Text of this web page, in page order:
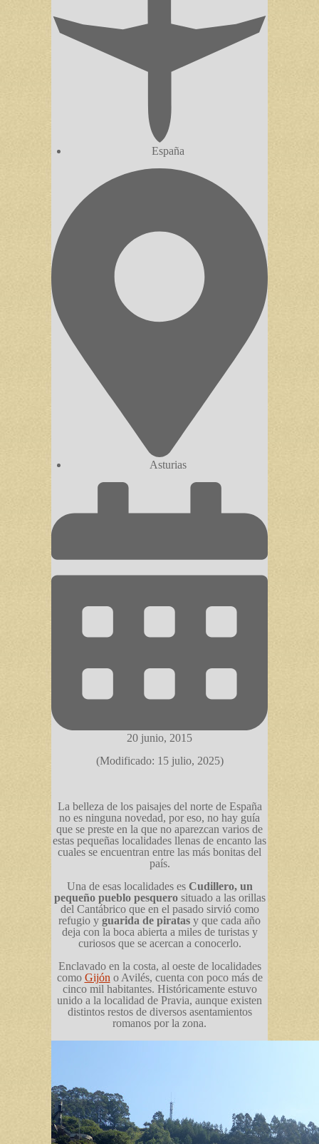
España
Asturias
20 junio, 2015
(Modificado: 15 julio, 2025)
La belleza de los paisajes del norte de España
no es ninguna novedad, por eso, no hay guía
que se preste en la que no aparezcan varios de
estas pequeñas localidades llenas de encanto las
cuales se encuentran entre las más bonitas del
país.
Una de esas localidades esCudillero, un
pequeño pueblo pesquerosituado a las orillas
del Cantábrico que en el pasado sirvió como
refugio y guarida de piratas y que cada año
deja con la boca abierta a miles de turistas y
curiosos que se acercan a conocerlo.
Enclavado en la costa, al oeste de localidades
como Gijón o Avilés, cuenta con poco más de
cinco mil habitantes. Históricamente estuvo
unido a la localidad de Pravia, aunque existen
distintos restos de diversos asentamientos
romanos por la zona.